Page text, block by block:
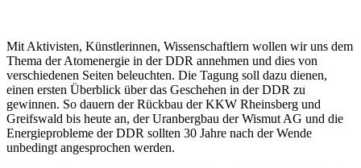
Mit Aktivisten, Künstlerinnen, Wissenschaftlern wollen wir uns dem
Thema der Atomenergie in der DDR annehmen und dies von
verschiedenen Seiten beleuchten. Die Tagung soll dazu dienen,
einen ersten Überblick über das Geschehen in der DDR zu
gewinnen. So dauern der Rückbau der KKW Rheinsberg und
Greifswald bis heute an, der Uranbergbau der Wismut AG und die
Energieprobleme der DDR sollten 30 Jahre nach der Wende
unbedingt angesprochen werden.